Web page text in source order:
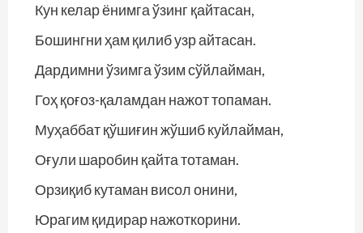
Кун келар ёнимга ўзинг қайтасан,
Бошингни ҳам қилиб узр айтасан.
Дардимни ўзимга ўзим сўйлайман,
Гоҳ қоғоз-қаламдан нажот топаман.
Муҳаббат қўшиғин жўшиб куйлайман,
Оғули шаробин қайта тотаман.
Орзиқиб кутаман висол онини,
Юрагим қидирар нажоткорини.